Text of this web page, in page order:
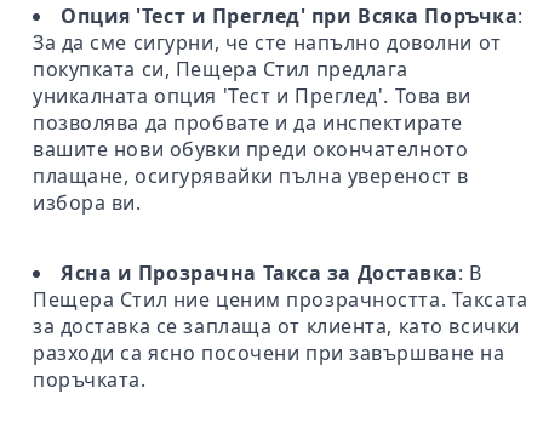
Опция 'Тест и Преглед' при Всяка Поръчка:
За да сме сигурни, че сте напълно доволни от
покупката си, Пещера Стил предлага
уникалната опция 'Тест и Преглед'. Това ви
позволява да пробвате и да инспектирате
вашите нови обувки преди окончателното
плащане, осигурявайки пълна увереност в
избора ви.
Ясна и Прозрачна Такса за Доставка: В
Пещера Стил ние ценим прозрачността. Таксата
за доставка се заплаща от клиента, като всички
разходи са ясно посочени при завършване на
поръчката.